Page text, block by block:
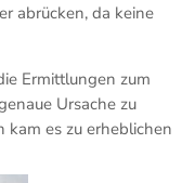
abrücken, da keine
Ermittlungen zum
Ursache zu
kam es zu erheblichen